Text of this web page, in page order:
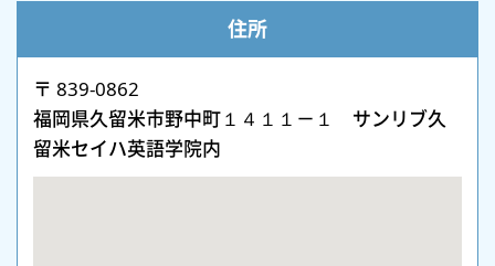
住所
〒 839-0862
福岡県久留米市野中町１４１１－１ サンリブ久
留米セイハ英語学院内